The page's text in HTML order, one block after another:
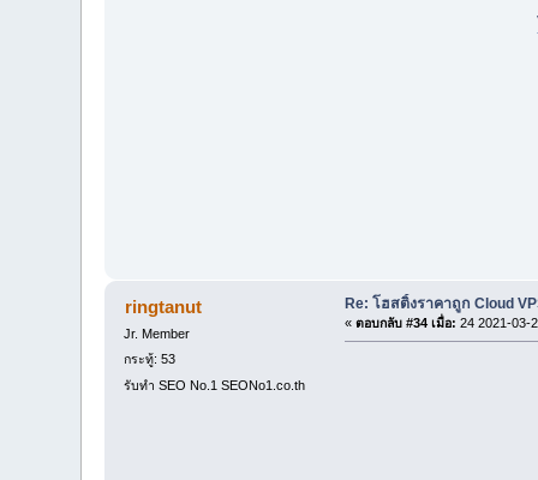
ringtanut
Jr. Member
กระทู้: 53
รับทำ SEO No.1 SEONo1.co.th
Re: โฮสติ้งราคาถูก Cloud
« ตอบกลับ #34 เมื่อ: 24 2021-03-